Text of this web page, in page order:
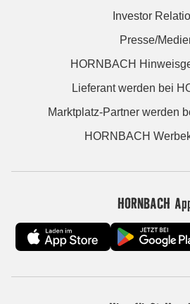
Investor
Presse/
HORNBACH
Lieferant werden bei
Marktplatz-Partner werden
HORNBACH
HORNBACH